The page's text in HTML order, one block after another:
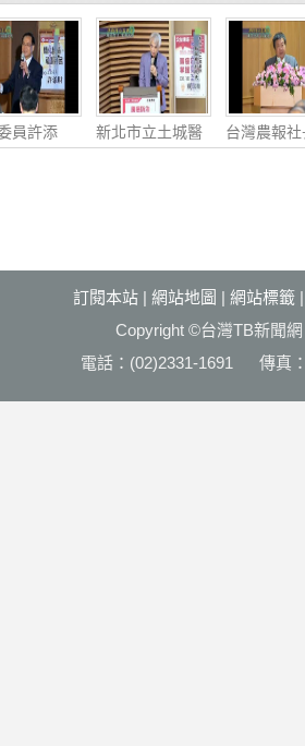
員許添
化稅務‧
新北市立土城醫
院副院長蘇銘
台灣農報
龍宗：農業
訂閱本站| 網站地圖 | 網站標籤
Copyright ©台灣TB新聞
電話：(02)2331-1691 傳真